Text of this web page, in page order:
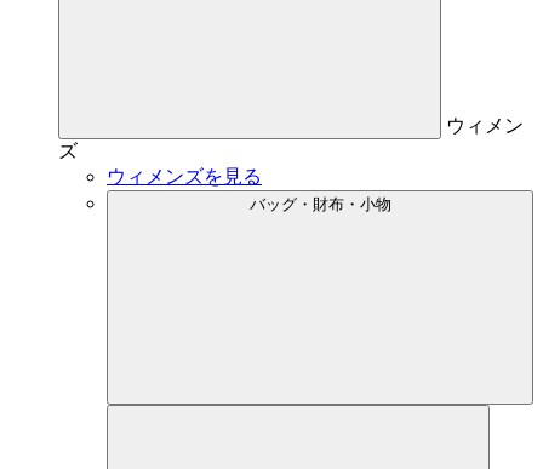
ウィメン
ズ
ウィメンズを見る
バッグ・財布・小物